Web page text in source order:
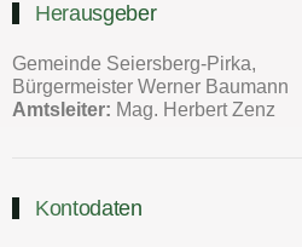
Herausgeber
Gemeinde Seiersberg-Pirka,
Bürgermeister Werner Baumann
Amtsleiter: Mag. Herbert Zenz
Kontodaten